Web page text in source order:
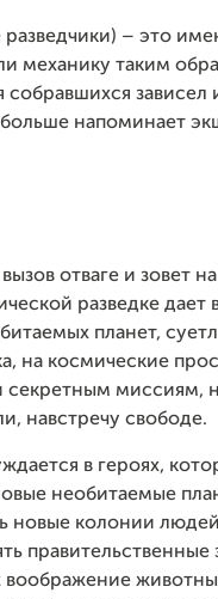
разведчики) – это
механику таким
зависел
напоминает
отваге и зовет
разведке дает
планет,
на космические
секретным миссиям,
навстречу свободе.
в героях,
необитаемые
новые колонии
правительственные
воображение